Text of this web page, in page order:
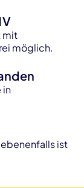
mit
möglich.
in
ist